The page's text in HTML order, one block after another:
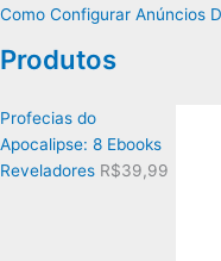
Como Configurar Anúncios
Produtos
Profecias do
Apocalipse: 8 Ebooks
Reveladores R$39,99